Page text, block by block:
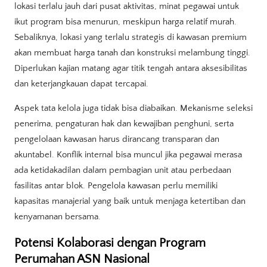
lokasi terlalu jauh dari pusat aktivitas, minat pegawai untuk
ikut program bisa menurun, meskipun harga relatif murah.
Sebaliknya, lokasi yang terlalu strategis di kawasan premium
akan membuat harga tanah dan konstruksi melambung tinggi.
Diperlukan kajian matang agar titik tengah antara aksesibilitas
dan keterjangkauan dapat tercapai.
Aspek tata kelola juga tidak bisa diabaikan. Mekanisme seleksi
penerima, pengaturan hak dan kewajiban penghuni, serta
pengelolaan kawasan harus dirancang transparan dan
akuntabel. Konflik internal bisa muncul jika pegawai merasa
ada ketidakadilan dalam pembagian unit atau perbedaan
fasilitas antar blok. Pengelola kawasan perlu memiliki
kapasitas manajerial yang baik untuk menjaga ketertiban dan
kenyamanan bersama.
Potensi Kolaborasi dengan Program
Perumahan ASN Nasional